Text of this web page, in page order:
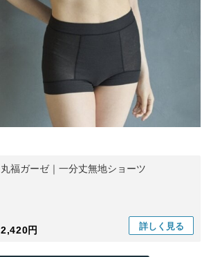
丸福ガーゼ｜一分丈無地ショーツ
2,420円 詳しく 見る